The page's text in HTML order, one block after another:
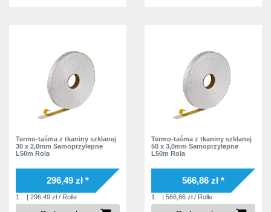
Termo-taśma z tkaniny szklanej
30 x 2,0mm Samoprzylepne
L50m Rola
296,49 zł *
1 | 296,49 zł / Rolle
Termo-taśma z tkaniny szklanej
50 x 3,0mm Samoprzylepne
L50m Rola
566,86 zł *
1 | 566,86 zł / Rolle